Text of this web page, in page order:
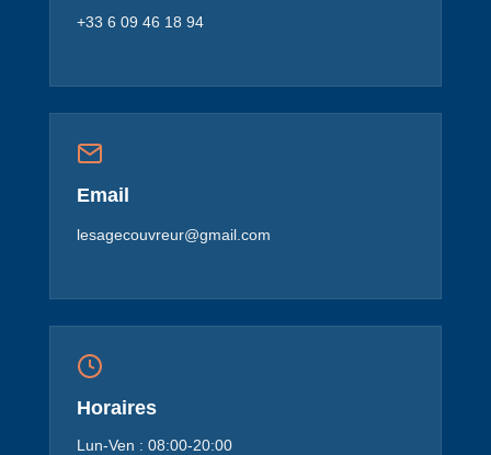
+33 6 09 46 18 94
Email
lesagecouvreur@gmail.com
Horaires
Lun-Ven : 08:00-20:00